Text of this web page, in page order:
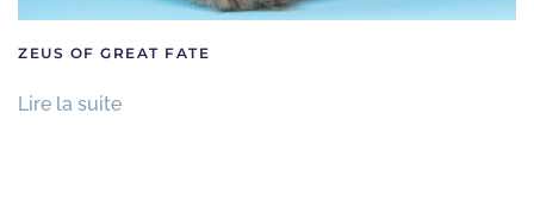
ZEUS OF GREAT FATE
Lire la suite